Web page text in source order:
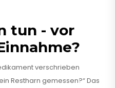
tun - vor
verschrieben
Restharn gemessen?“ Das